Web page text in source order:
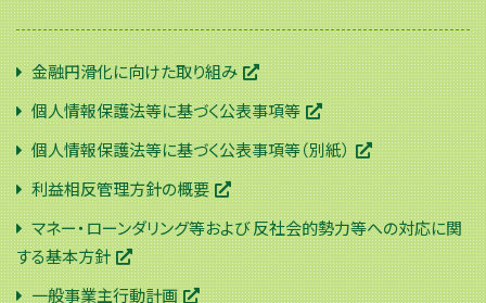
金融円滑化に向けた取り組み
個人情報保護法等に基づく公表事項等
個人情報保護法等に基づく公表事項等（別紙）
利益相反管理方針の概要
マネー・ローンダリング等および 反社会的勢力等への対応に関
する基本方針
一般事業主行動計画